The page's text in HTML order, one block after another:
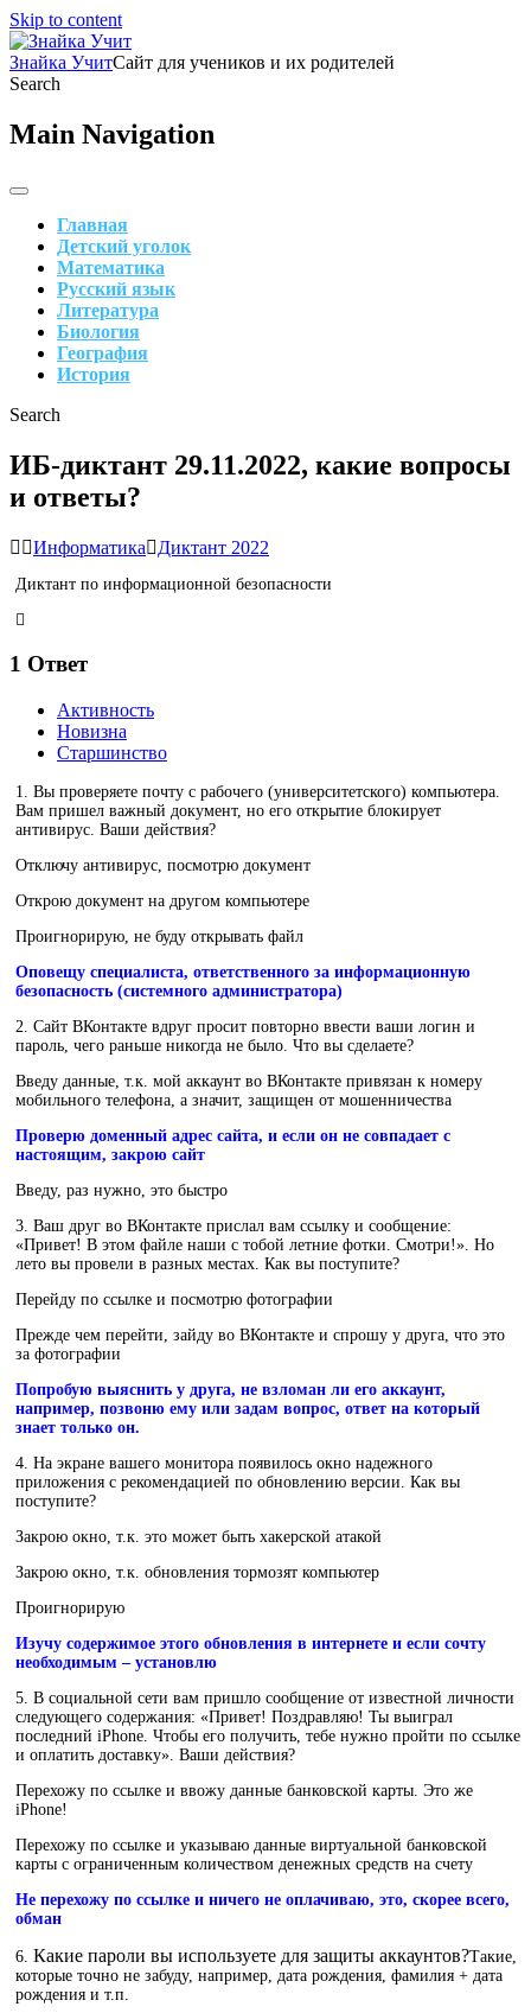
Skip to content
Знайка УчитСайт для учеников и их родителей
Search
Main Navigation
Главная
Детский уголок
Математика
Русский язык
Литература
Биология
География
История
Search
ИБ-диктант 29.11.2022, какие вопросы
и ответы?
Информатика Диктант 2022
Диктант по информационной безопасности
1 Ответ
Активность
Новизна
Старшинство
1. Вы проверяете почту с рабочего (университетского) компьютера.
Вам пришел важный документ, но его открытие блокирует
антивирус. Ваши действия?
Отключу антивирус, посмотрю документ
Открою документ на другом компьютере
Проигнорирую, не буду открывать файл
Оповещу специалиста, ответственного за информационную
безопасность (системного администратора)
2. Сайт ВКонтакте вдруг просит повторно ввести ваши логин и
пароль, чего раньше никогда не было. Что вы сделаете?
Введу данные, т.к. мой аккаунт во ВКонтакте привязан к номеру
мобильного телефона, а значит, защищен от мошенничества
Проверю доменный адрес сайта, и если он не совпадает с
настоящим, закрою сайт
Введу, раз нужно, это быстро
3. Ваш друг во ВКонтакте прислал вам ссылку и сообщение:
«Привет! В этом файле наши с тобой летние фотки. Смотри!». Но
лето вы провели в разных местах. Как вы поступите?
Перейду по ссылке и посмотрю фотографии
Прежде чем перейти, зайду во ВКонтакте и спрошу у друга, что это
за фотографии
Попробую выяснить у друга, не взломан ли его аккаунт,
например, позвоню ему или задам вопрос, ответ на который
знает только он.
4. На экране вашего монитора появилось окно надежного
приложения с рекомендацией по обновлению версии. Как вы
поступите?
Закрою окно, т.к. это может быть хакерской атакой
Закрою окно, т.к. обновления тормозят компьютер
Проигнорирую
Изучу содержимое этого обновления в интернете и если сочту
необходимым – установлю
5. В социальной сети вам пришло сообщение от известной личности
следующего содержания: «Привет! Поздравляю! Ты выиграл
последний iPhone. Чтобы его получить, тебе нужно пройти по ссылке
и оплатить доставку». Ваши действия?
Перехожу по ссылке и ввожу данные банковской карты. Это же
iPhone!
Перехожу по ссылке и указываю данные виртуальной банковской
карты с ограниченным количеством денежных средств на счету
Не перехожу по ссылке и ничего не оплачиваю, это, скорее всего,
обман
6. Какие пароли вы используете для защиты аккаунтов?Такие,
которые точно не забуду, например, дата рождения, фамилия + дата
рождения и т.п.